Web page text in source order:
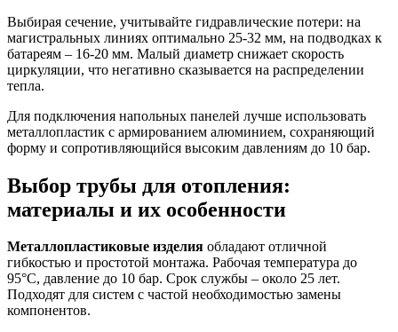
Выбирая сечение, учитывайте гидравлические потери: на
магистральных линиях оптимально 25-32 мм, на подводках к
батареям – 16-20 мм. Малый диаметр снижает скорость
циркуляции, что негативно сказывается на распределении
тепла.
Для подключения напольных панелей лучше использовать
металлопластик с армированием алюминием, сохраняющий
форму и сопротивляющийся высоким давлениям до 10 бар.
Выбор трубы для отопления:
материалы и их особенности
Металлопластиковые изделия обладают отличной
гибкостью и простотой монтажа. Рабочая температура до
95°C, давление до 10 бар. Срок службы – около 25 лет.
Подходят для систем с частой необходимостью замены
компонентов.